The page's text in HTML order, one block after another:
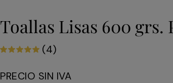
Toallas Lisas 600 grs.
(4)
PRECIO SIN IVA